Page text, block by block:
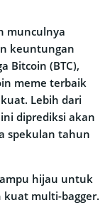
munculnya
keuntungan
Bitcoin (BTC),
meme terbaik
Lebih dari
diprediksi akan
spekulan tahun
hijau untuk
kuat multi-bagger.